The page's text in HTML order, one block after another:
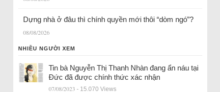
Dựng nhà ở đâu thì chính quyền mới thôi “dòm ngó”?
08/08/2026
NHIỀU NGƯỜI XEM
Tin bà Nguyễn Thị Thanh Nhàn đang ẩn náu tại
Đức đã được chính thức xác nhận
07/08/2023 - 15.070 Views